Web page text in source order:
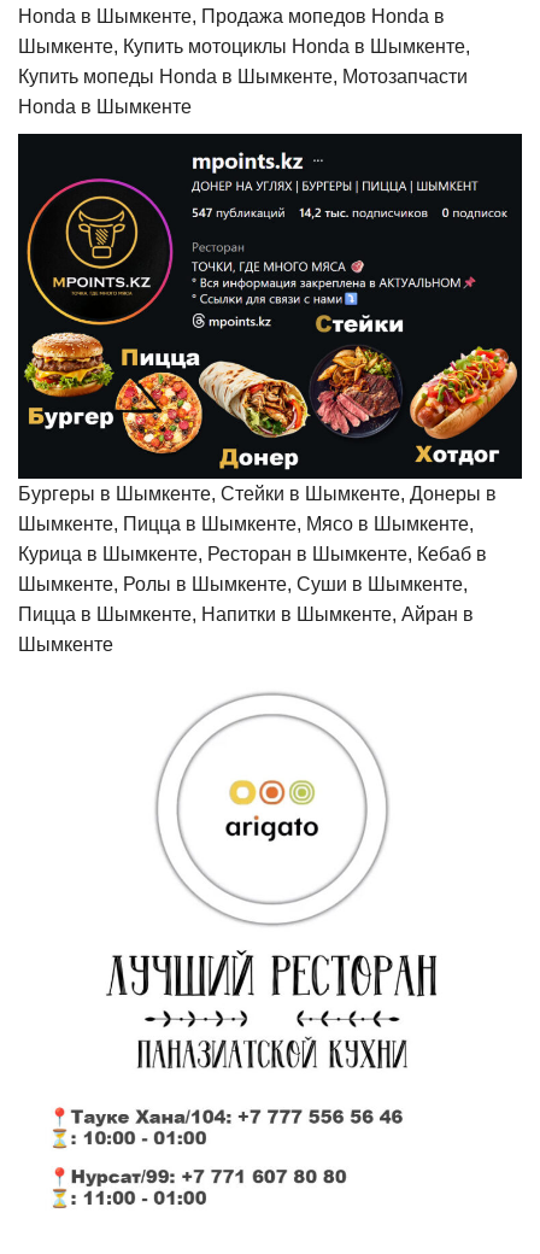
Honda в Шымкенте, Продажа мопедов Honda в
Шымкенте, Купить мотоциклы Honda в Шымкенте,
Купить мопеды Honda в Шымкенте, Мотозапчасти
Honda в Шымкенте
Бургеры в Шымкенте, Стейки в Шымкенте, Донеры в
Шымкенте, Пицца в Шымкенте, Мясо в Шымкенте,
Курица в Шымкенте, Ресторан в Шымкенте, Кебаб в
Шымкенте, Ролы в Шымкенте, Суши в Шымкенте,
Пицца в Шымкенте, Напитки в Шымкенте, Айран в
Шымкенте